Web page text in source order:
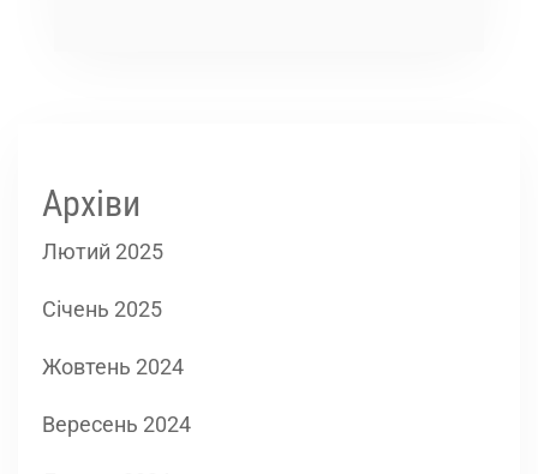
Архіви
Лютий 2025
Січень 2025
Жовтень 2024
Вересень 2024